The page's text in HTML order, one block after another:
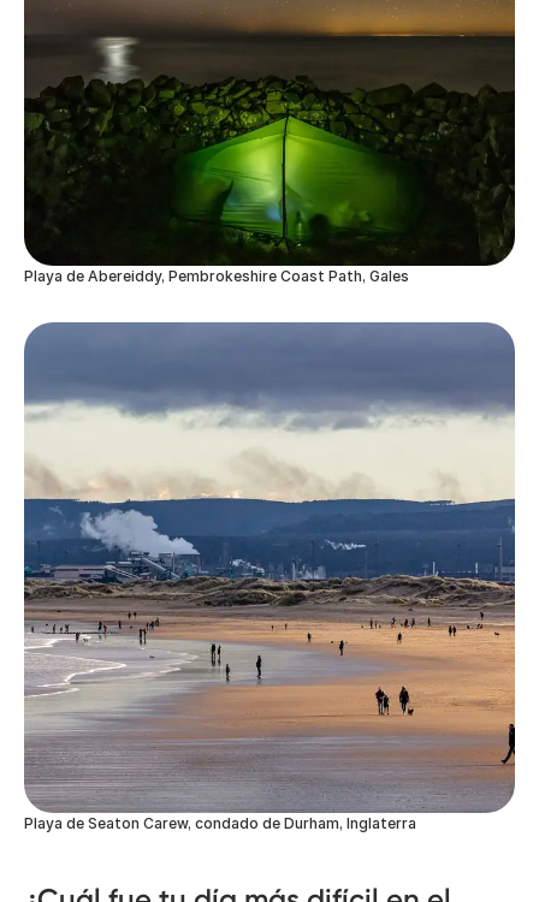
Playa de Abereiddy, Pembrokeshire Coast Path, Gales
Playa de Seaton Carew, condado de Durham, Inglaterra